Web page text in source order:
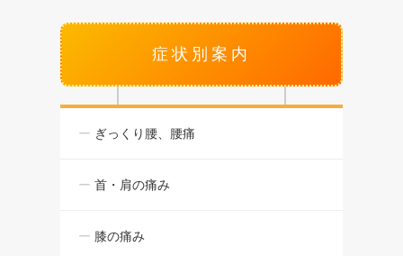
症状別案内
ぎっくり腰、腰痛
首・肩の痛み
膝の痛み